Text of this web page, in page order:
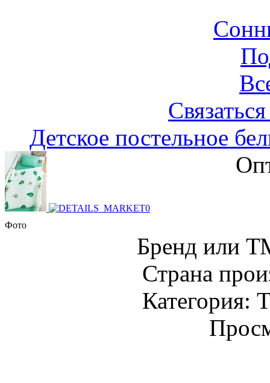
Детское постельное
Фото
Бренд или
Страна
Категория: